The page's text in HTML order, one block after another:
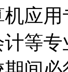
应
等